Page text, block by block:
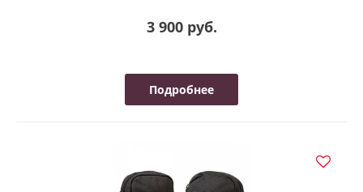
3 900 руб.
Подробнее